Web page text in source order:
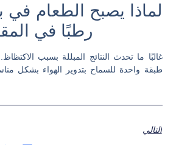
لماذا يصبح الطعام في
رطبًا في
غالبًا ما تحدث النتائج المبللة بسبب
طبقة واحدة للسماح بتدوير الهواء بشكل
التالي